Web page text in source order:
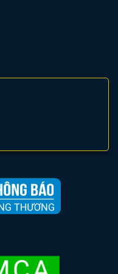
có hồn hơn.
ngã.
chiếu sáng cảnh
cúng, lãng mạn, phù
từ các mẫu